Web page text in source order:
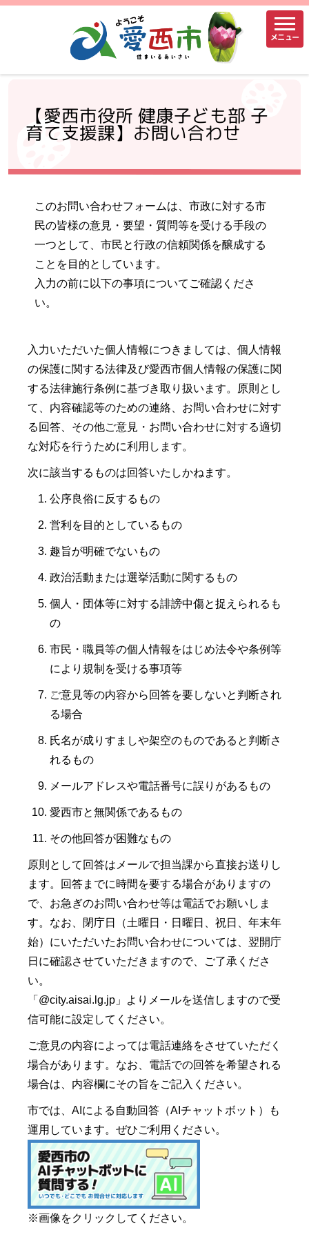
メニュー
【愛西市役所 健康子ども部 子
育て支援課】お問い合わせ
このお問い合わせフォームは、市政に対する市
民の皆様の意見・要望・質問等を受ける手段の
一つとして、市民と行政の信頼関係を醸成する
ことを目的としています。
入力の前に以下の事項についてご確認くださ
い。
入力いただいた個人情報につきましては、個人情報
の保護に関する法律及び愛西市個人情報の保護に関
する法律施行条例に基づき取り扱います。原則とし
て、内容確認等のための連絡、お問い合わせに対す
る回答、その他ご意見・お問い合わせに対する適切
な対応を行うために利用します。
次に該当するものは回答いたしかねます。
公序良俗に反するもの
営利を目的としているもの
趣旨が明確でないもの
政治活動または選挙活動に関するもの
個人・団体等に対する誹謗中傷と捉えられるも
の
市民・職員等の個人情報をはじめ法令や条例等
により規制を受ける事項等
ご意見等の内容から回答を要しないと判断され
る場合
氏名が成りすましや架空のものであると判断さ
れるもの
メールアドレスや電話番号に誤りがあるもの
愛西市と無関係であるもの
その他回答が困難なもの
原則として回答はメールで担当課から直接お送りし
ます。回答までに時間を要する場合がありますの
で、お急ぎのお問い合わせ等は電話でお願いしま
す。なお、閉庁日（土曜日・日曜日、祝日、年末年
始）にいただいたお問い合わせについては、翌開庁
日に確認させていただきますので、ご了承くださ
い。
「@city.aisai.lg.jp」よりメールを送信しますので受
信可能に設定してください。
ご意見の内容によっては電話連絡をさせていただく
場合があります。なお、電話での回答を希望される
場合は、内容欄にその旨をご記入ください。
市では、AIによる自動回答（AIチャットボット）も
運用しています。ぜひご利用ください。
※画像をクリックしてください。